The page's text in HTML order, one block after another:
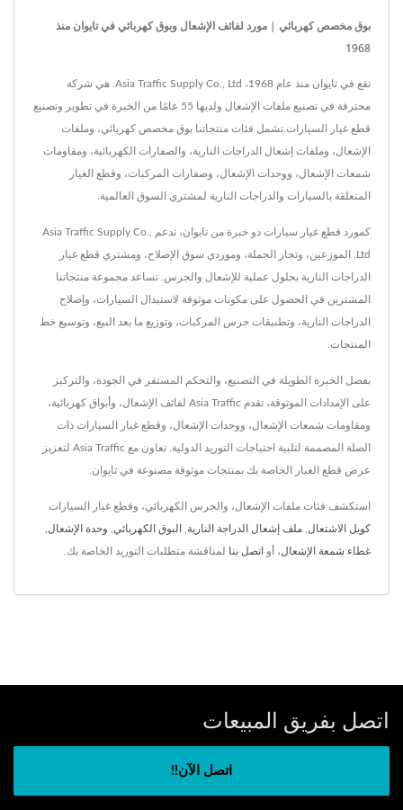
بوق مخصص كهربائي | مورد لفائف الإشعال وبوق كهربائي في تايوان منذ
1968
تقع في تايوان منذ عام 1968، Asia Traffic Supply Co., Ltd. هي شركة
محترفة في تصنيع ملفات الإشعال ولديها 55 عامًا من الخبرة في تطوير وتصنيع
قطع غيار السيارات.تشمل فئات منتجاتنا بوق مخصص كهربائي، وملفات
الإشعال، وملفات إشعال الدراجات النارية، والصفارات الكهربائية، ومقاومات
شمعات الإشعال، ووحدات الإشعال، وصفارات المركبات، وقطع الغيار
المتعلقة بالسيارات والدراجات النارية لمشتري السوق العالمية.
كمورد قطع غيار سيارات ذو خبرة من تايوان، تدعم Asia Traffic Supply Co.,
Ltd. الموزعين، وتجار الجملة، وموردي سوق الإصلاح، ومشتري قطع غيار
الدراجات النارية بحلول عملية للإشعال والجرس. تساعد مجموعة منتجاتنا
المشترين في الحصول على مكونات موثوقة لاستبدال السيارات، وإصلاح
الدراجات النارية، وتطبيقات جرس المركبات، وتوزيع ما بعد البيع، وتوسيع خط
المنتجات.
بفضل الخبرة الطويلة في التصنيع، والتحكم المستقر في الجودة، والتركيز
على الإمدادات الموثوقة، تقدم Asia Traffic لفائف الإشعال، وأبواق كهربائية،
ومقاومات شمعات الإشعال، ووحدات الإشعال، وقطع غيار السيارات ذات
الصلة المصممة لتلبية احتياجات التوريد الدولية. تعاون مع Asia Traffic لتعزيز
عرض قطع الغيار الخاصة بك بمنتجات موثوقة مصنوعة في تايوان.
استكشف فئات ملفات الإشعال، والجرس الكهربائي، وقطع غيار السيارات
كويل الاشتعال ملف إشعال الدراجة النارية البوق الكهربائي وحدة الإشعال
غطاء شمعة الإشعال، أو اتصل بنا لمناقشة متطلبات التوريد الخاصة بك.
اتصل بفريق المبيعات
اتصل الآن!!